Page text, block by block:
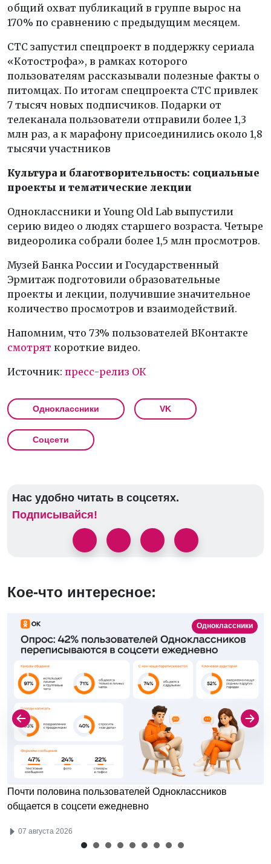
общий охват публикаций в группе вырос на
170% по сравнению с предыдущим месяцем.
СТС запустил спецпроект в поддержку сериала
«Котострофа», в рамках которого
пользователям рассказывали полезные факты о
питомцах. По итогам спецпроекта СТС привлек
7 тысяч новых подписчиков. Подарки от
телеканала пользователи отправили более 1,3
млн раз, а к марафону присоединились около 1,8
тысячи участников
Культура и благотворительность: социальные
проекты и тематические лекции
Одноклассники и Young Old Lab выпустили
серию видео о людях старшего возраста. Четыре
видеоролика собрали более 1,5 млн просмотров.
Музей Банка России и Государственный
Эрмитаж подготовили образовательные
проекты и лекции, получившие значительное
количество просмотров и взаимодействий.
Напомним, что 73% пользователей ВКонтакте
смотрят короткие видео.
Источник: пресс-релиз ОК
Одноклассники VK
Соцсети
Нас удобно читать в соцсетях.
Подписывайся!
Кое-что интересное:
Одноклассники
Почти половина пользователей Одноклассников
общается в соцсети ежедневно
07 августа 2026